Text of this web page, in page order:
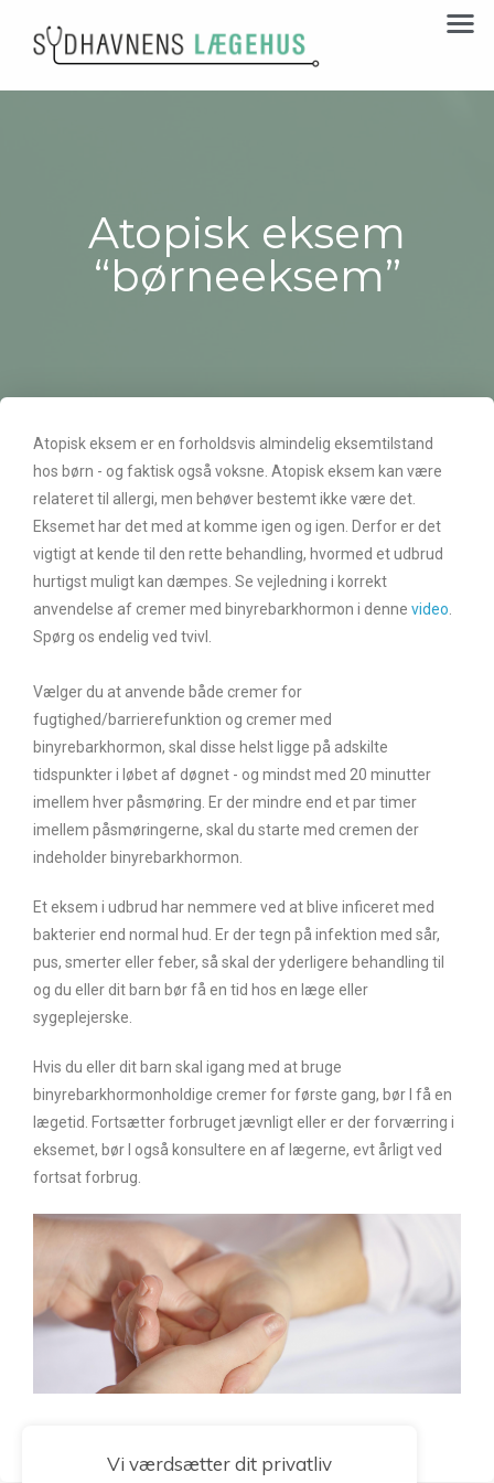
Atopisk eksem
“børneeksem”
Atopisk eksem er en forholdsvis almindelig eksemtilstand
hos børn - og faktisk også voksne. Atopisk eksem kan være
relateret til allergi, men behøver bestemt ikke være det.
Eksemet har det med at komme igen og igen. Derfor er det
vigtigt at kende til den rette behandling, hvormed et udbrud
hurtigst muligt kan dæmpes. Se vejledning i korrekt
anvendelse af cremer med binyrebarkhormon i denne video
Spørg os endelig ved tvivl.
Vælger du at anvende både cremer for
fugtighed/barrierefunktion og cremer med
binyrebarkhormon, skal disse helst ligge på adskilte
tidspunkter i løbet af døgnet - og mindst med 20 minutter
imellem hver påsmøring. Er der mindre end et par timer
imellem påsmøringerne, skal du starte med cremen der
indeholder binyrebarkhormon.
Et eksem i udbrud har nemmere ved at blive inficeret med
bakterier end normal hud. Er der tegn på infektion med sår,
pus, smerter eller feber, så skal der yderligere behandling til
og du eller dit barn bør få en tid hos en læge eller
sygeplejerske.
Hvis du eller dit barn skal igang med at bruge
binyrebarkhormonholdige cremer for første gang, bør I få en
lægetid. Fortsætter forbruget jævnligt eller er der forværring i
eksemet, bør I også konsultere en af lægerne, evt årligt ved
fortsat forbrug.
Vi værdsætter dit privatliv